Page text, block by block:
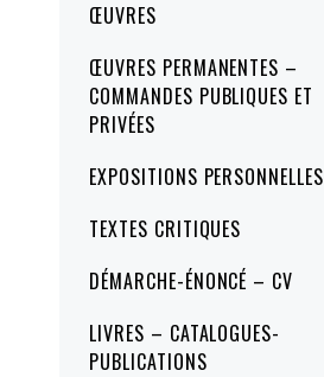
ŒUVRES
ŒUVRES PERMANENTES –
COMMANDES PUBLIQUES ET
PRIVÉES
EXPOSITIONS PERSONNELLES
TEXTES CRITIQUES
DÉMARCHE-ÉNONCÉ – CV
LIVRES – CATALOGUES-
PUBLICATIONS